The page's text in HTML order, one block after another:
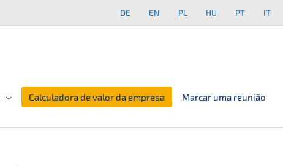
DE EN PL HU PT IT
Calculadora de valor da empresa Marcar uma reunião